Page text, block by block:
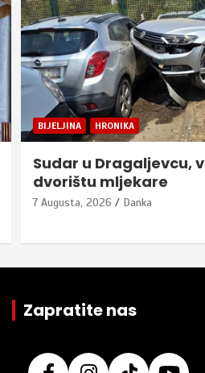
BIJELJINA HRONIKA
Sudar u Dragaljevcu,
dvorištu mljekare
7 Augusta, 2026 Danka
Zapratite nas